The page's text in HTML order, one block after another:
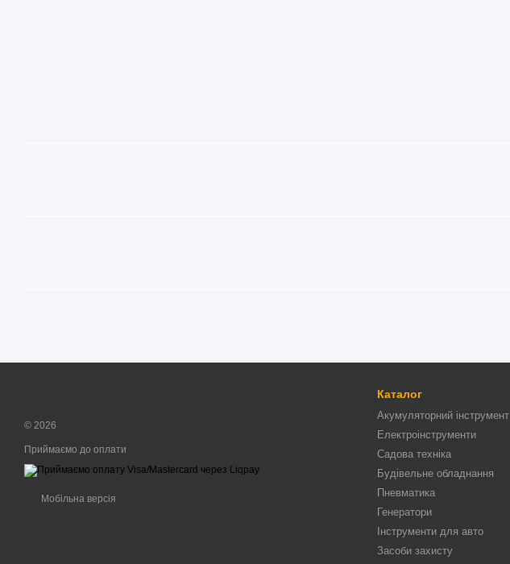
© 2026
Приймаємо до оплати
Мобільна версія
Каталог
Акумуляторний інструмент
Електроінструменти
Садова техніка
Будівельне обладнання
Пневматика
Генератори
Інструменти для авто
Засоби захисту